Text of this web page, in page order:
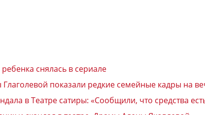
снялась в сериале
показали редкие семейные кадры на
в Театре сатиры: «Сообщили, что средства